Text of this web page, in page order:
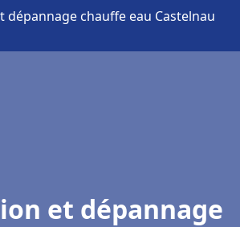
dépannage chauffe eau Castelnau
et dépannage